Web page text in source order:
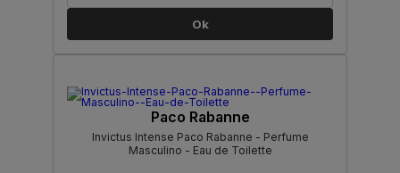
Ok
Paco Rabanne
Invictus Intense Paco Rabanne - Perfume
Masculino - Eau de Toilette